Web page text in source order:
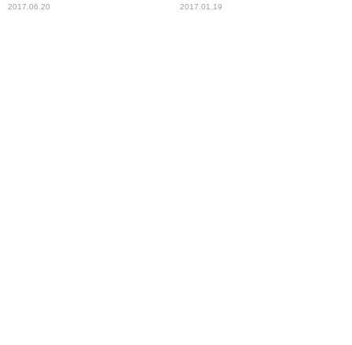
動の輪が広がる
2017.06.20 2017.01.19